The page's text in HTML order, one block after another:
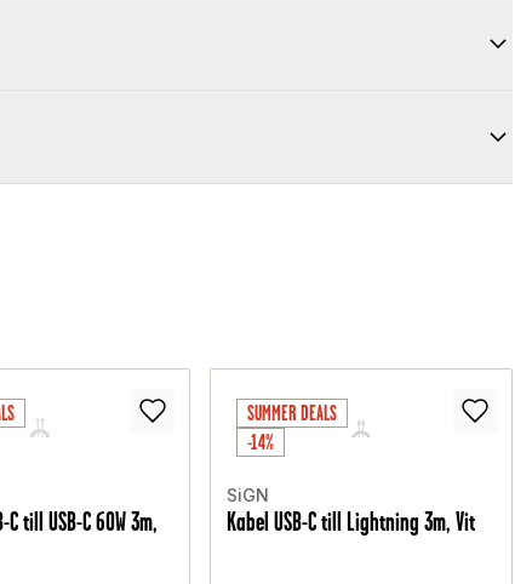
C till USB-C 60W 3m,
SUMMER DEALS
-14%
SiGN
Kabel USB-C till Lightning 3m, Vit